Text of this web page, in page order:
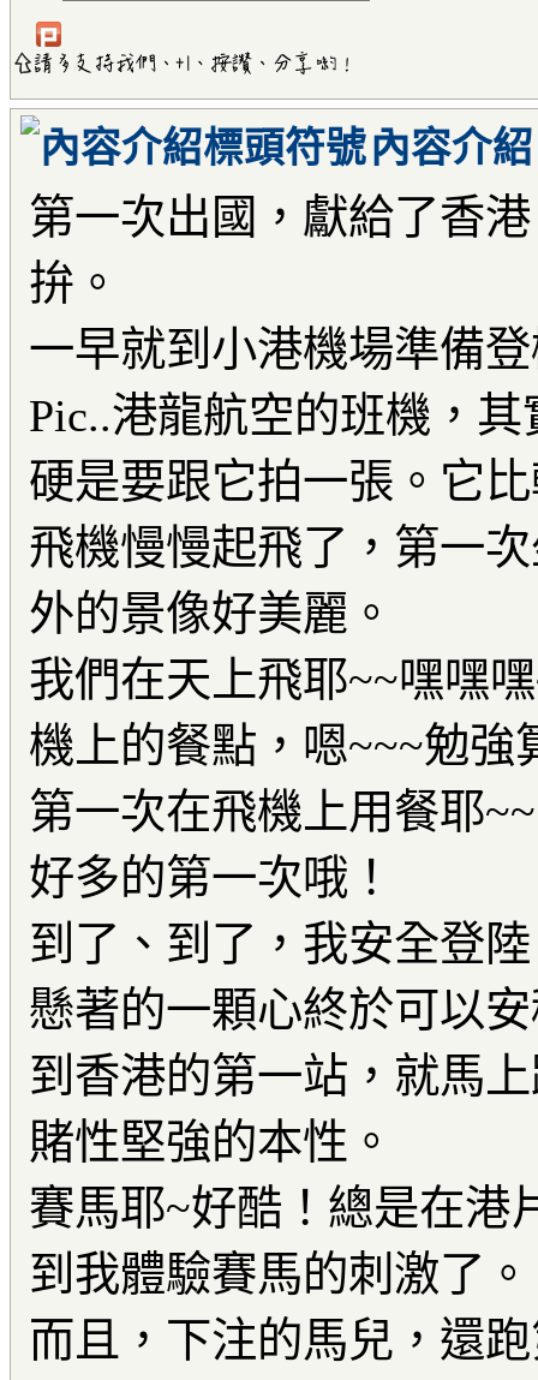
內容介紹
第一次出國，獻給了香
拚。
一早就到小港機場準備
Pic..港龍航空的班機，
硬是要跟它拍一張。它
飛機慢慢起飛了，第一
外的景像好美麗。
我們在天上飛耶~~嘿嘿
機上的餐點，嗯~~~勉強
第一次在飛機上用餐耶~~
好多的第一次哦！
到了、到了，我安全登
懸著的一顆心終於可以
到香港的第一站，就馬
賭性堅強的本性。
賽馬耶~好酷！總是在港
到我體驗賽馬的刺激了。
而且，下注的馬兒，還